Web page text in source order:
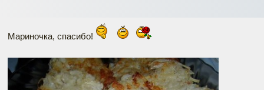
Мариночка, спасибо!